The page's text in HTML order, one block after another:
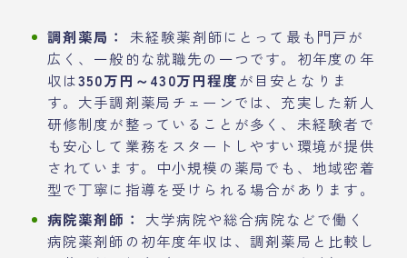
調剤薬局：
未経験薬剤師にとって最も門戸が
広く、一般的な就職先の一つです。初年度の年
収は350万円～430万円程度が目安となりま
す。大手調剤薬局チェーンでは、充実した新人
研修制度が整っていることが多く、未経験者で
も安心して業務をスタートしやすい環境が提供
されています。中小規模の薬局でも、地域密着
型で丁寧に指導を受けられる場合があります。
病院薬剤師：
大学病院や総合病院などで働く
病院薬剤師の初年度年収は、調剤薬局と比較し